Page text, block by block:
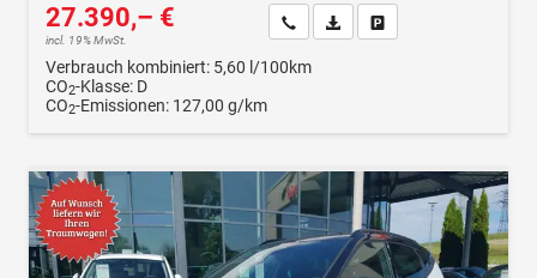
27.390,– €
incl. 19% MwSt.
Wir rufen Sie anFahrzeugexposé (PDF)
Verbrauch kombiniert: 5,60 l/100km
CO2-Klasse: D
CO2-Emissionen: 127,00 g/km